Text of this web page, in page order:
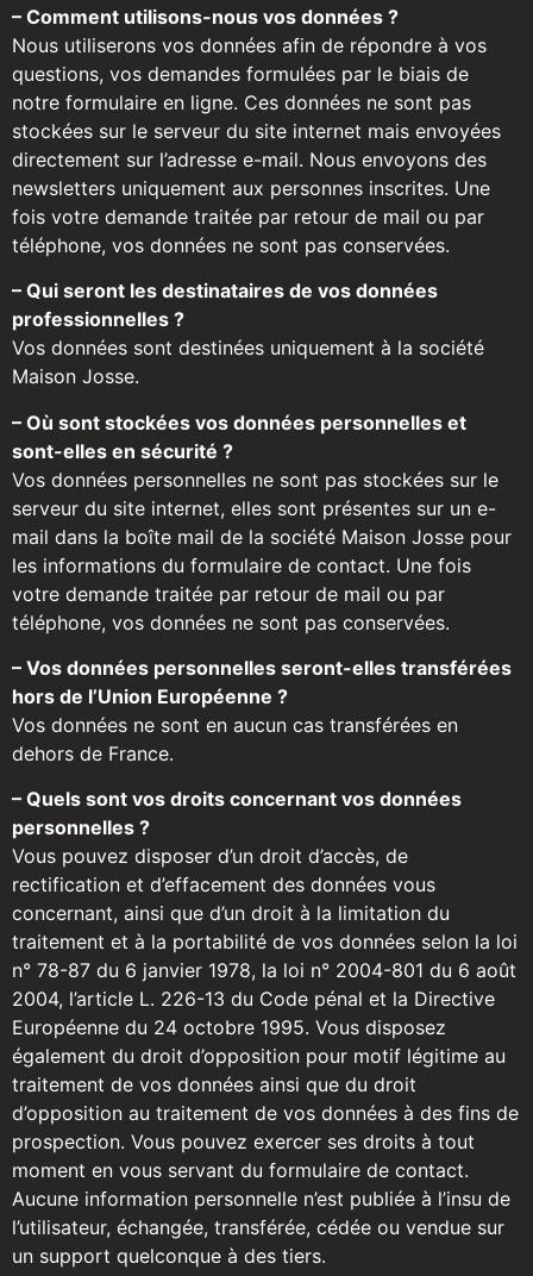
– Comment utilisons-nous vos données ?
Nous utiliserons vos données afin de répondre à vos
questions, vos demandes formulées par le biais de
notre formulaire en ligne. Ces données ne sont pas
stockées sur le serveur du site internet mais envoyées
directement sur l’adresse e-mail. Nous envoyons des
newsletters uniquement aux personnes inscrites. Une
fois votre demande traitée par retour de mail ou par
téléphone, vos données ne sont pas conservées.
– Qui seront les destinataires de vos données
professionnelles ?
Vos données sont destinées uniquement à la société
Maison Josse.
– Où sont stockées vos données personnelles et
sont-elles en sécurité ?
Vos données personnelles ne sont pas stockées sur le
serveur du site internet, elles sont présentes sur un e-
mail dans la boîte mail de la société Maison Josse pour
les informations du formulaire de contact. Une fois
votre demande traitée par retour de mail ou par
téléphone, vos données ne sont pas conservées.
– Vos données personnelles seront-elles transférées
hors de l’Union Européenne ?
Vos données ne sont en aucun cas transférées en
dehors de France.
– Quels sont vos droits concernant vos données
personnelles ?
Vous pouvez disposer d’un droit d’accès, de
rectification et d’effacement des données vous
concernant, ainsi que d’un droit à la limitation du
traitement et à la portabilité de vos données selon la loi
n° 78-87 du 6 janvier 1978, la loi n° 2004-801 du 6 août
2004, l’article L. 226-13 du Code pénal et la Directive
Européenne du 24 octobre 1995. Vous disposez
également du droit d’opposition pour motif légitime au
traitement de vos données ainsi que du droit
d’opposition au traitement de vos données à des fins de
prospection. Vous pouvez exercer ses droits à tout
moment en vous servant du formulaire de contact.
Aucune information personnelle n’est publiée à l’insu de
l’utilisateur, échangée, transférée, cédée ou vendue sur
un support quelconque à des tiers.